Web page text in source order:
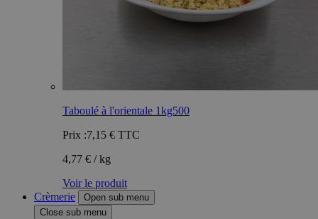
Taboulé à l'orientale 1kg500
Prix :7,15 € TTC
4,77 € / kg
Voir le produit
Crèmerie
Open sub menu
Close sub menu